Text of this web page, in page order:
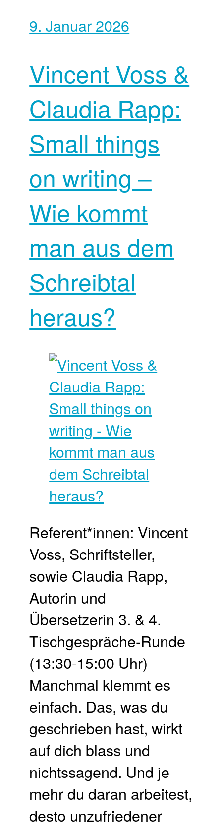
9. Januar 2026
Vincent Voss &
Claudia Rapp:
Small things
on writing –
Wie kommt
man aus dem
Schreibtal
heraus?
Referent*innen: Vincent
Voss, Schriftsteller,
sowie Claudia Rapp,
Autorin und
Übersetzerin 3. & 4.
Tisch­gespräche-Runde
(13:30-15:00 Uhr)
Manchmal klemmt es
einfach. Das, was du
geschrieben hast, wirkt
auf dich blass und
nichtssagend. Und je
mehr du daran arbeitest,
desto unzufriedener